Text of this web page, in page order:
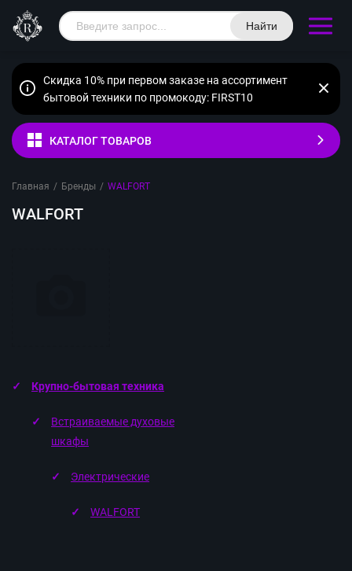
Найти
Скидка 10% при первом заказе на ассортимент
бытовой техники по промокоду: FIRST10
КАТАЛОГ ТОВАРОВ
Главная / Бренды / WALFORT
WALFORT
Крупно-бытовая техника
Встраиваемые духовые
шкафы
Электрические
WALFORT